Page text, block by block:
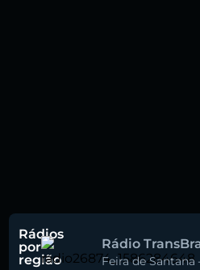
Rádios
por
região
Rádio
Feira de Santana